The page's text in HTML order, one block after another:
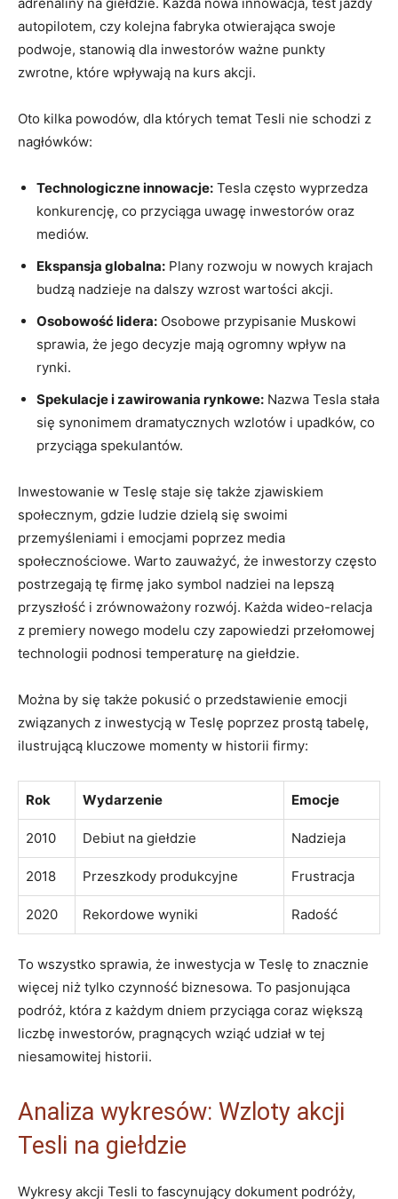
autopilotem, czy kolejna fabryka otwierająca swoje
‍podwoje, stanowią dla inwestorów ważne punkty
⁤zwrotne, które wpływają‍ na kurs akcji.
Oto kilka powodów, dla których temat‌ Tesli nie schodzi z
nagłówków:
Technologiczne innowacje: Tesla często wyprzedza
konkurencję, co ⁤przyciąga uwagę inwestorów oraz
mediów.
Ekspansja globalna: Plany​ rozwoju⁤ w nowych ⁣krajach
‍budzą nadzieje na dalszy wzrost wartości ⁣akcji.
Osobowość lidera: Osobowe przypisanie‌ Muskowi
sprawia, ⁢że jego decyzje ‌mają ogromny ⁤wpływ na
rynki.
Spekulacje i⁤ zawirowania rynkowe: Nazwa⁤ Tesla‍ stała
się synonimem dramatycznych wzlotów i ‍upadków, ⁢co
przyciąga spekulantów.
Inwestowanie w⁣ Teslę staje się‍ także zjawiskiem
społecznym,⁢ gdzie ⁢ludzie dzielą się ‌swoimi
przemyśleniami i emocjami poprzez media
społecznościowe. ⁤Warto zauważyć, że⁤ inwestorzy ⁣często⁣
postrzegają⁤ tę ⁢firmę jako ‌symbol nadziei⁣ na lepszą
przyszłość i zrównoważony rozwój. Każda wideo-relacja
z premiery‌ nowego modelu czy zapowiedzi przełomowej
technologii podnosi temperaturę na ⁢giełdzie.
Można by⁤ się⁣ także pokusić o przedstawienie emocji
związanych z inwestycją w​ Teslę poprzez prostą tabelę,
ilustrującą⁣ kluczowe⁣ momenty w historii firmy:
Rok Wydarzenie Emocje
2010 Debiut na giełdzie Nadzieja
2018 Przeszkody ⁢produkcyjne Frustracja
2020 Rekordowe wyniki Radość
To wszystko sprawia, że inwestycja w Teslę to znacznie
więcej ‍niż tylko czynność⁤ biznesowa. To pasjonująca
podróż,‍ która​ z każdym dniem przyciąga coraz większą
liczbę inwestorów, ⁢pragnących wziąć udział w tej
niesamowitej historii.
Analiza wykresów: ⁤Wzloty⁣ akcji‌
Tesli na giełdzie
Wykresy akcji Tesli‍ to fascynujący dokument podróży,